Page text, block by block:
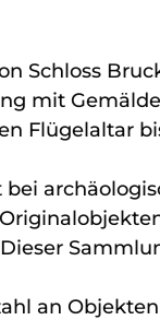
Schloss
mit
Flügelaltar
an